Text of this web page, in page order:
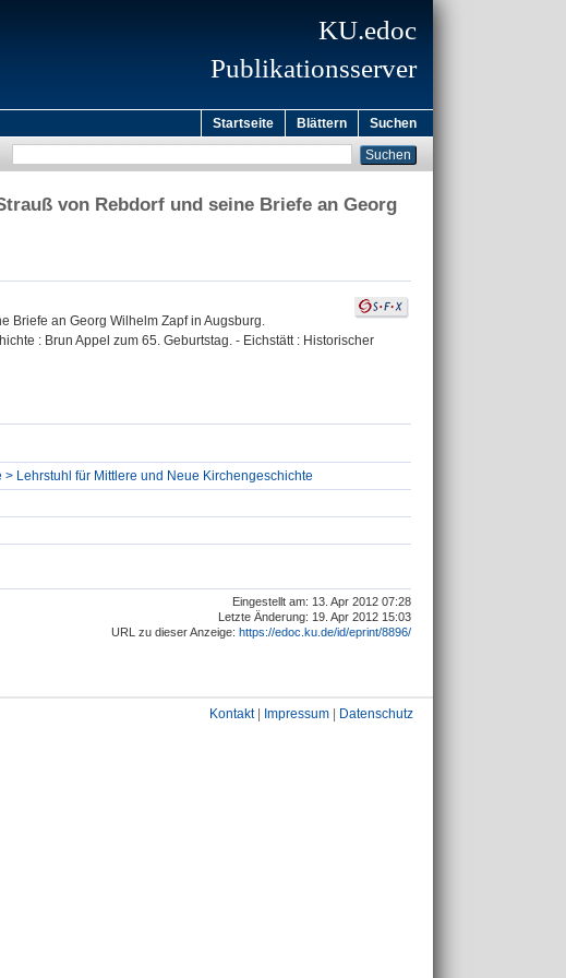
KU.edoc
Publikationsserver
Startseite Blättern Suchen
von Rebdorf und seine Briefe an Georg
Briefe an Georg Wilhelm Zapf in Augsburg.
: Brun Appel zum 65. Geburtstag. - Eichstätt : Historischer
Lehrstuhl für Mittlere und Neue Kirchengeschichte
Eingestellt am: 13. Apr 2012 07:28
Letzte Änderung: 19. Apr 2012 15:03
URL zu dieser Anzeige: https://edoc.ku.de/id/eprint/8896/
Kontakt| Impressum Datenschutz